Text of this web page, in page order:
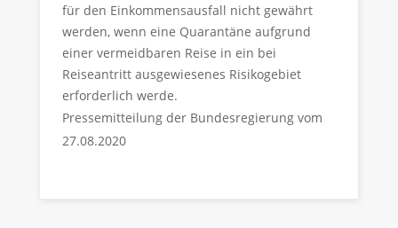
für den Einkommensausfall nicht gewährt
werden, wenn eine Quarantäne aufgrund
einer vermeidbaren Reise in ein bei
Reiseantritt ausgewiesenes Risikogebiet
erforderlich werde.
Pressemitteilung der Bundesregierung vom
27.08.2020